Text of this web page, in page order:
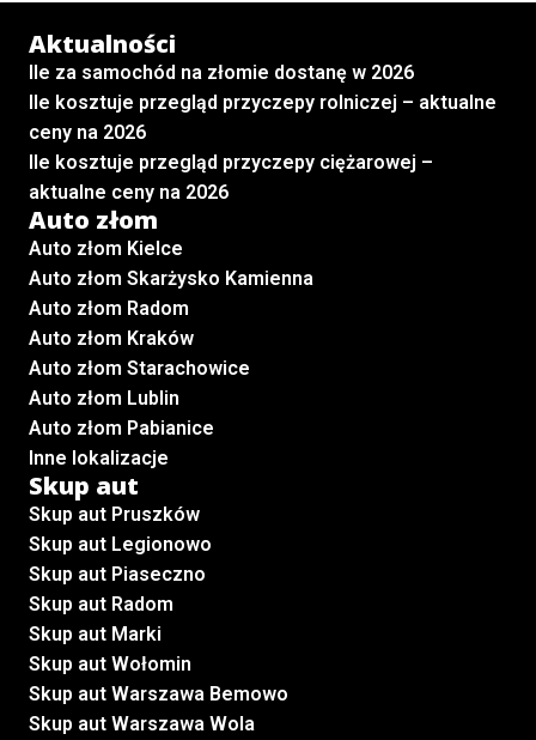
Aktualności
Ile za samochód na złomie dostanę w 2026
Ile kosztuje przegląd przyczepy rolniczej – aktualne
ceny na 2026
Ile kosztuje przegląd przyczepy ciężarowej –
aktualne ceny na 2026
Auto złom
Auto złom Kielce
Auto złom Skarżysko Kamienna
Auto złom Radom
Auto złom Kraków
Auto złom Starachowice
Auto złom Lublin
Auto złom Pabianice
Inne lokalizacje
Skup aut
Skup aut Pruszków
Skup aut Legionowo
Skup aut Piaseczno
Skup aut Radom
Skup aut Marki
Skup aut Wołomin
Skup aut Warszawa Bemowo
Skup aut Warszawa Wola